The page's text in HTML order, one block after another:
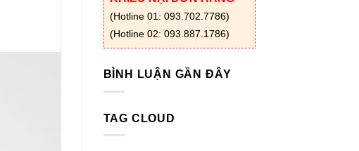
(Hotline 01: 093.702.7786)
(Hotline 02: 093.887.1786)
BÌNH LUẬN GẦN ĐÂY
TAG CLOUD